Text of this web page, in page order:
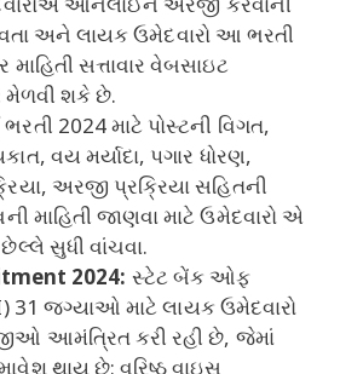
અને લાયક ઉમેદવારો આ ભરતી
માહિતી સત્તાવાર વેબસાઇટ
મેળવી શકે છે.
2024 માટે પોસ્ટની વિગત,
વય મર્યાદા, પગાર ધોરણ,
અરજી પ્રક્રિયા સહિતની
માહિતી જાણવા માટે ઉમેદવારો એ
સુધી વાંચવા.
2024: સ્ટેટ બેંક ઓફ
31 જગ્યાઓ માટે લાયક ઉમેદવારો
આમંત્રિત કરી રહી છે, જેમાં
થાય છે: વરિષ્ઠ વાઇસ